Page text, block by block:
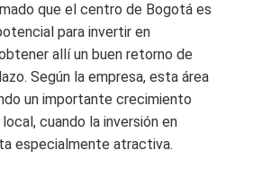
que el centro de Bogotá es
para invertir en
allí un buen retorno de
Según la empresa, esta área
un importante crecimiento
cuando la inversión en
especialmente atractiva.